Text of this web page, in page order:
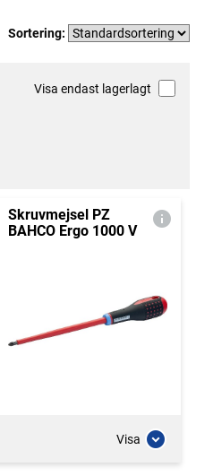
Sortering:
Visa endast lagerlagt
Skruvmejsel PZ
BAHCO Ergo 1000 V
Visa